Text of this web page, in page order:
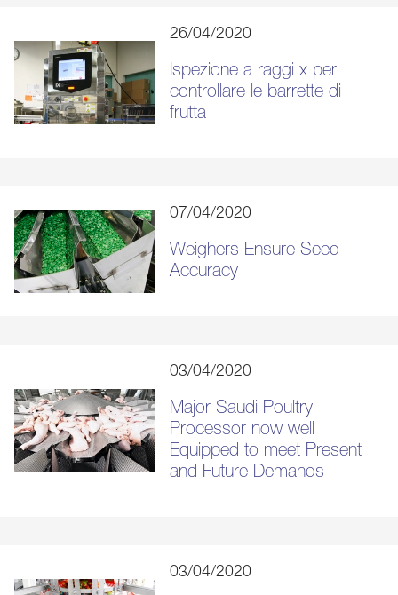
26/04/2020
Ispezione a raggi x per
controllare le barrette di
frutta
07/04/2020
Weighers Ensure Seed
Accuracy
03/04/2020
Major Saudi Poultry
Processor now well
Equipped to meet Present
and Future Demands
03/04/2020